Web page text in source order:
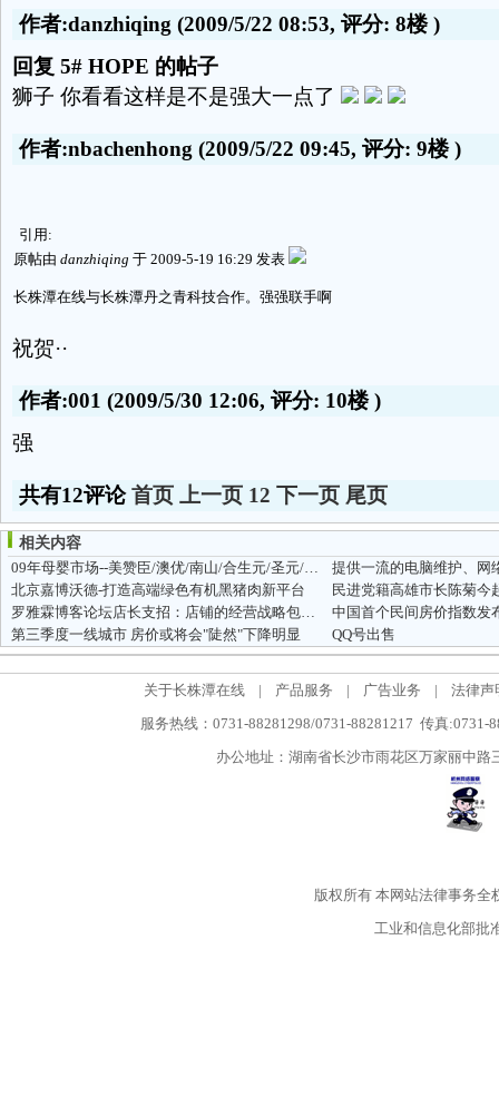
作者:danzhiqing (2009/5/22 08:53, 评分: 8楼)
回复 5# HOPE 的帖子
狮子 你看看这样是不是强大一点了
作者:nbachenhong (2009/5/22 09:45, 评分: 9楼)
引用:
原帖由 danzhiqing 于 2009-5-19 16:29 发表
长株潭在线与长株潭丹之青科技合作。强强联手啊
祝贺··
作者:001 (2009/5/30 12:06, 评分: 10楼)
强
共有12评论首页 上一页 12 下一页 尾页
相关内容
09年母婴市场--美赞臣/澳优/南山/合生元/圣元/雅士利等最新行情！！
提供一流的电脑维护、网
北京嘉博沃德-打造高端绿色有机黑猪肉新平台
民进党籍高雄市长陈菊今
罗雅霖博客论坛店长支招：店铺的经营战略包括哪些内容
第三季度一线城市 房价或将会"陡然"下降明显
QQ号出售
关于长株潭在线 | 产品服务 | 广告业务 |
法律声
服务热线：0731-88281298/0731-88281217 传真:0731-
办公地址：湖南省长沙市雨花区万家丽中
版权所有本网站法律事务全
工业和信息化部批